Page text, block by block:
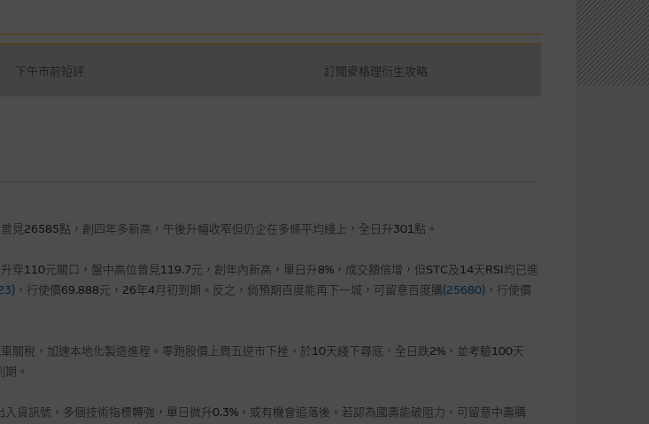
下午市前短評 訂閱麥格理衍生攻略
26585點，創四年多新高，午後升幅收窄但仍企在多條平均綫上，全日升301點。
110元關口，盤中高位曾見119.7元，創年內新高，單日升8%，成交額倍增，但STC及14天RSI均已進
，行使價69.888元，26年4月初到期。反之，倘預期百度能再下一城，可留意百度購(25680) ，行使價
稅，加速本地化製造進程。零跑股價上周五逆市下挫，於10天綫下尋底，全日跌2%，並考驗100天
。
貨訊號，多個技術指標轉強，單日微升0.3%，或有機會追落後。若認為國壽能破阻力，可留意中壽購